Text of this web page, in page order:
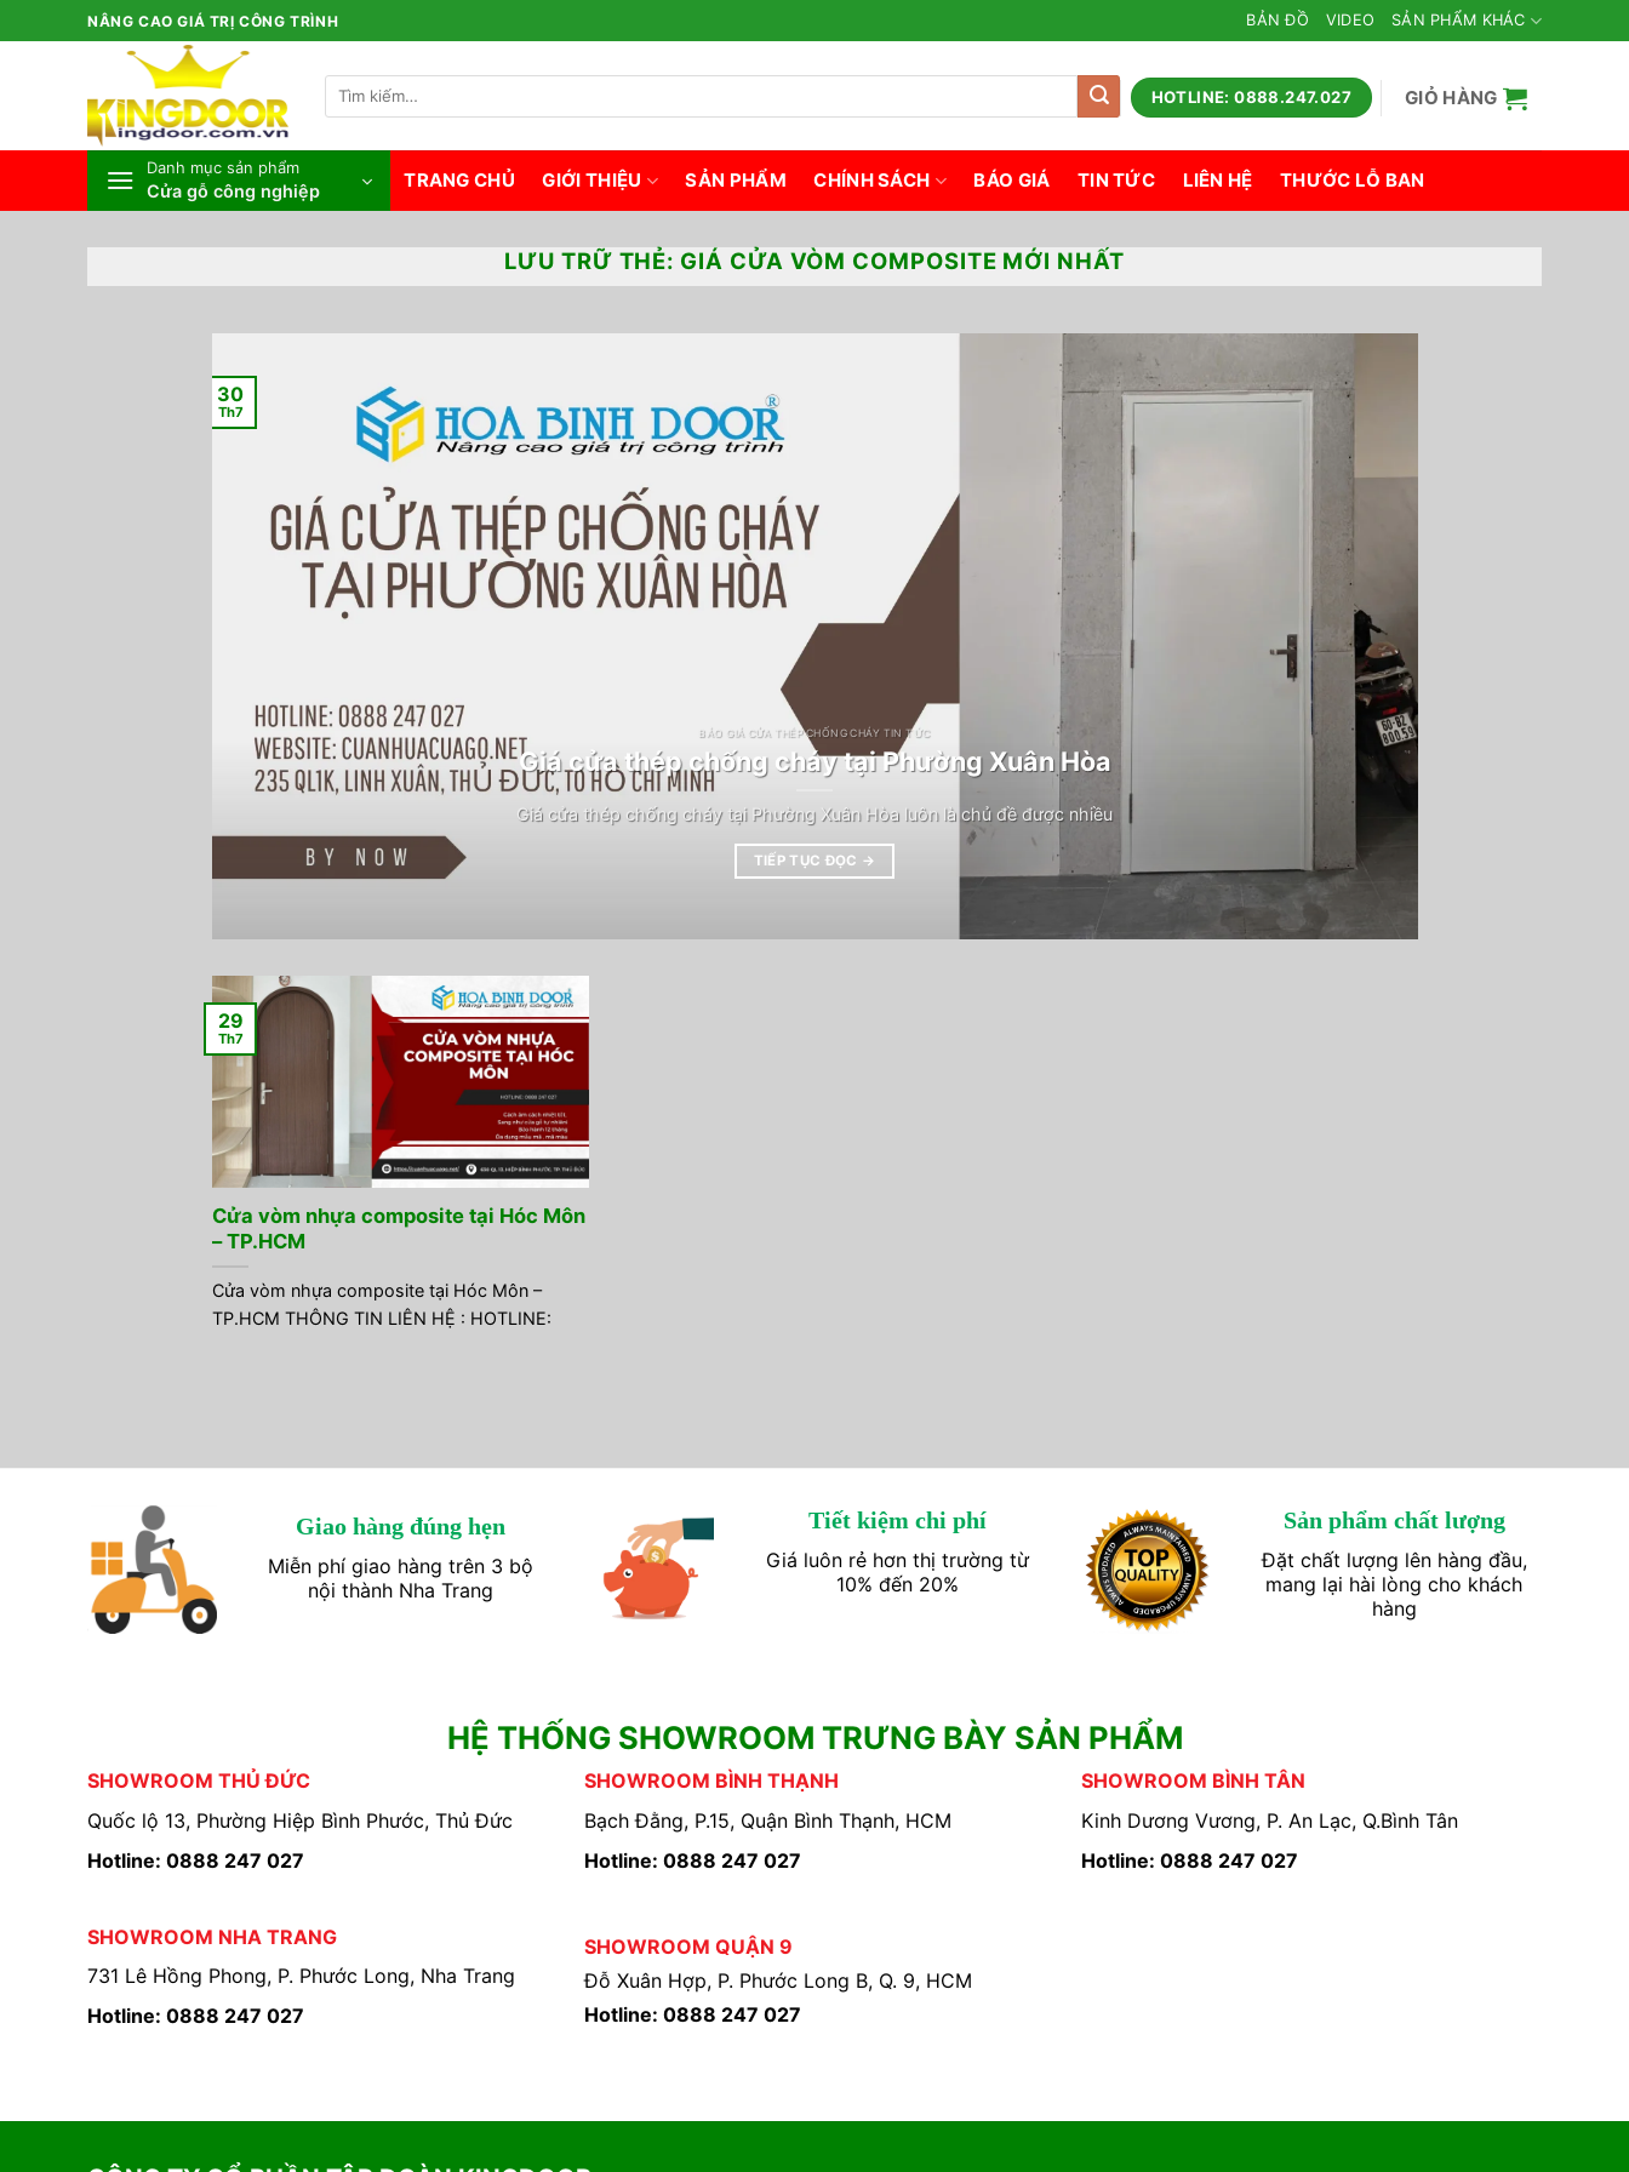
qua
NÂNG CAO GIÁ TRỊ CÔNG TRÌNH BẢN ĐỒ VIDEO SẢN PHẨM KHÁC
Tìm
kiếm:
HOTLINE: 0888.247.027 GIỎ HÀNG
Danh mục sản phẩm
Cửa gỗ công nghiệp TRANG CHỦ GIỚI THIỆU SẢN PHẨM CHÍNH SÁCH BÁO GIÁ TIN TỨC LIÊN HỆ THƯỚC LỖ BAN
LƯU TRỮ THẺ: GIÁ CỬA VÒM COMPOSITE MỚI NHẤT
BÁO GIÁ CỬA THÉP CHỐNG CHÁY TIN TỨC
Giá cửa thép chống cháy tại Phường Xuân Hòa
Giá cửa thép chống cháy tại Phường Xuân Hòa luôn là chủ đề được nhiều
TIẾP TỤC ĐỌC →
30
Th7
Cửa vòm nhựa composite tại Hóc Môn
– TP.HCM
Cửa vòm nhựa composite tại Hóc Môn –
TP.HCM THÔNG TIN LIÊN HỆ : HOTLINE:
29
Th7
Giao hàng đúng hẹn
Miễn phí giao hàng trên 3 bộ
nội thành Nha Trang
Tiết kiệm chi phí
Giá luôn rẻ hơn thị trường từ
10% đến 20%
Sản phẩm chất lượng
Đặt chất lượng lên hàng đầu,
mang lại hài lòng cho khách
hàng
HỆ THỐNG SHOWROOM TRƯNG BÀY SẢN PHẨM
SHOWROOM THỦ ĐỨC
Quốc lộ 13, Phường Hiệp Bình Phước, Thủ Đức
Hotline: 0888 247 027
SHOWROOM BÌNH THẠNH
Bạch Đằng, P.15, Quận Bình Thạnh, HCM
Hotline: 0888 247 027
SHOWROOM BÌNH TÂN
Kinh Dương Vương, P. An Lạc, Q.Bình Tân
Hotline: 0888 247 027
SHOWROOM NHA TRANG
731 Lê Hồng Phong, P. Phước Long, Nha Trang
Hotline: 0888 247 027
SHOWROOM QUẬN 9
Đỗ Xuân Hợp, P. Phước Long B, Q. 9, HCM
Hotline: 0888 247 027